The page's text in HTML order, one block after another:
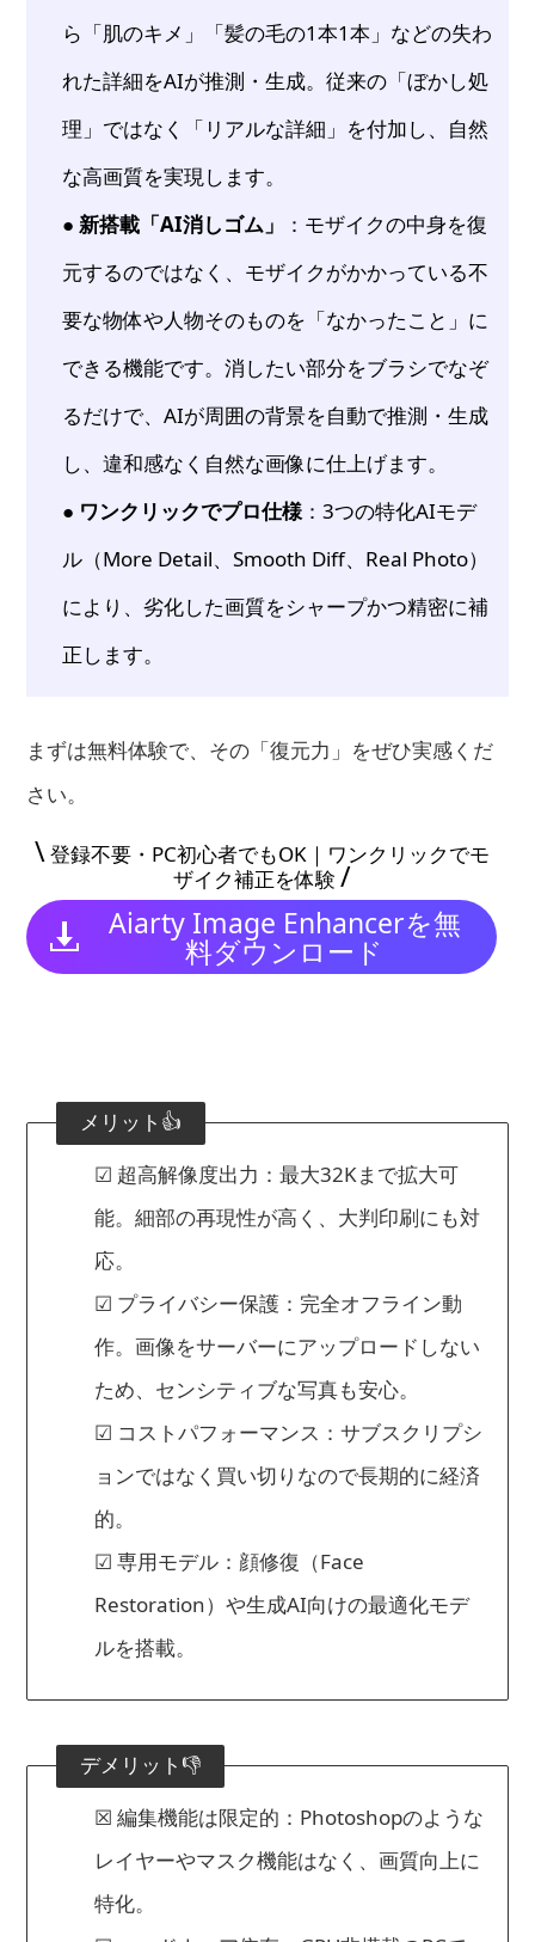
ら「肌のキメ」「髪の毛の1本1本」などの失わ
れた詳細をAIが推測・生成。従来の「ぼかし処
理」ではなく「リアルな詳細」を付加し、自然
な高画質を実現します。
● 新搭載「AI消しゴム」
：モザイクの中身を復
元するのではなく、モザイクがかかっている不
要な物体や人物そのものを「なかったこと」に
できる機能です。消したい部分をブラシでなぞ
るだけで、AIが周囲の背景を自動で推測・生成
し、違和感なく自然な画像に仕上げます。
● ワンクリックでプロ仕様：3つの特化AIモデ
ル（More Detail、Smooth Diff、Real Photo）
により、劣化した画質をシャープかつ精密に補
正します。
まずは無料体験で、その「復元力」をぜひ実感くだ
さい。
\登録不要・PC初心者でもOK｜ワンクリックでモ
ザイク補正を体験/
Aiarty Image Enhancerを無
料ダウンロード
メリット👍
☑ 超高解像度出力：最大32Kまで拡大可
能。細部の再現性が高く、大判印刷にも対
応。
☑ プライバシー保護：完全オフライン動
作。画像をサーバーにアップロードしない
ため、センシティブな写真も安心。
☑ コストパフォーマンス：サブスクリプシ
ョンではなく買い切りなので長期的に経済
的。
☑ 専用モデル：顔修復（Face
Restoration）や生成AI向けの最適化モデ
ルを搭載。
デメリット👎
☒ 編集機能は限定的：Photoshopのような
レイヤーやマスク機能はなく、画質向上に
特化。